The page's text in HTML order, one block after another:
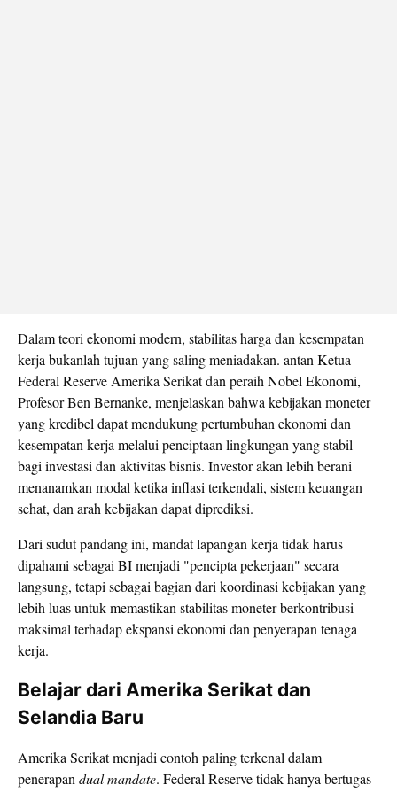
Dalam teori ekonomi modern, stabilitas harga dan kesempatan
kerja bukanlah tujuan yang saling meniadakan. antan Ketua
Federal Reserve Amerika Serikat dan peraih Nobel Ekonomi,
Profesor Ben Bernanke, menjelaskan bahwa kebijakan moneter
yang kredibel dapat mendukung pertumbuhan ekonomi dan
kesempatan kerja melalui penciptaan lingkungan yang stabil
bagi investasi dan aktivitas bisnis. Investor akan lebih berani
menanamkan modal ketika inflasi terkendali, sistem keuangan
sehat, dan arah kebijakan dapat diprediksi.
Dari sudut pandang ini, mandat lapangan kerja tidak harus
dipahami sebagai BI menjadi "pencipta pekerjaan" secara
langsung, tetapi sebagai bagian dari koordinasi kebijakan yang
lebih luas untuk memastikan stabilitas moneter berkontribusi
maksimal terhadap ekspansi ekonomi dan penyerapan tenaga
kerja.
Belajar dari Amerika Serikat dan
Selandia Baru
Amerika Serikat menjadi contoh paling terkenal dalam
penerapan dual mandate. Federal Reserve tidak hanya bertugas